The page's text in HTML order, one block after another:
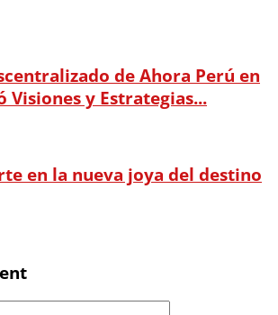
de Ahora Perú en
Visiones y Estrategias...
en la nueva joya del destino